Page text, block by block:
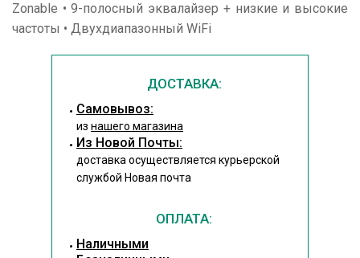
Zonable • 9-полосный эквалайзер + низкие и высокие
частоты • Двухдиапазонный WiFi
ДОСТАВКА:
Cамовывоз:
из нашего магазина
Из Новой Почты:
доставка осуществляется курьерской
службой Новая почта
ОПЛАТА:
Наличными